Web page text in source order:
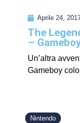
Aprile 24,
The
–
Un’altra
Gameboy
Nintendo